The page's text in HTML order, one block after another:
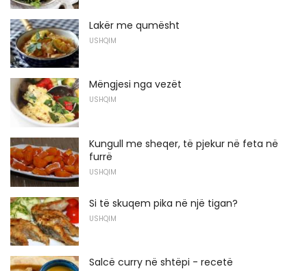
Lakër me qumësht
USHQIM
Mëngjesi nga vezët
USHQIM
Kungull me sheqer, të pjekur në feta në
furrë
USHQIM
Si të skuqem pika në një tigan?
USHQIM
Salcë curry në shtëpi - recetë